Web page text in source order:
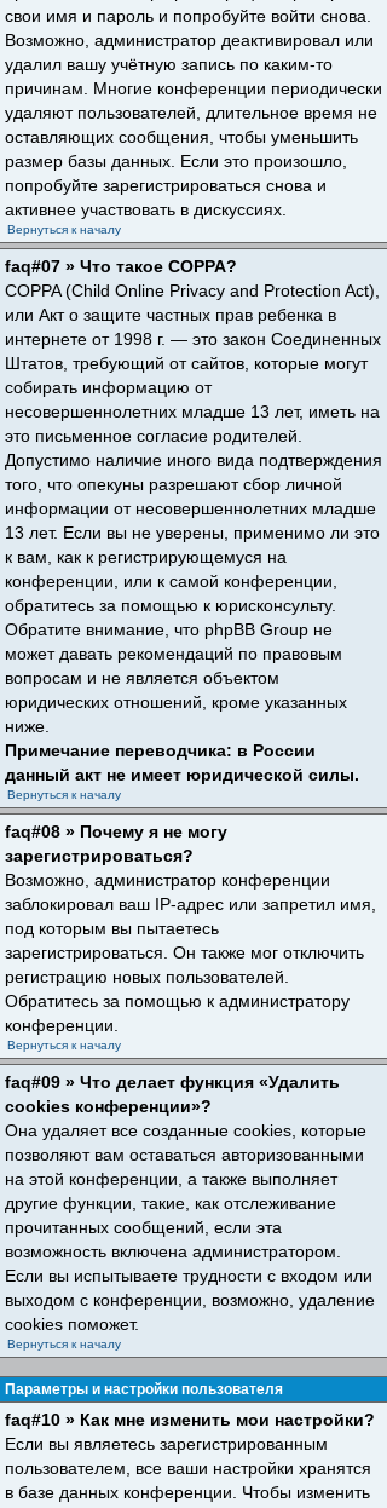
свои имя и пароль и попробуйте войти снова.
Возможно, администратор деактивировал или
удалил вашу учётную запись по каким-то
причинам. Многие конференции периодически
удаляют пользователей, длительное время не
оставляющих сообщения, чтобы уменьшить
размер базы данных. Если это произошло,
попробуйте зарегистрироваться снова и
активнее участвовать в дискуссиях.
Вернуться к началу
faq#07 » Что такое COPPA?
COPPA (Child Online Privacy and Protection Act),
или Акт о защите частных прав ребенка в
интернете от 1998 г. — это закон Соединенных
Штатов, требующий от сайтов, которые могут
собирать информацию от
несовершеннолетних младше 13 лет, иметь на
это письменное согласие родителей.
Допустимо наличие иного вида подтверждения
того, что опекуны разрешают сбор личной
информации от несовершеннолетних младше
13 лет. Если вы не уверены, применимо ли это
к вам, как к регистрирующемуся на
конференции, или к самой конференции,
обратитесь за помощью к юрисконсульту.
Обратите внимание, что phpBB Group не
может давать рекомендаций по правовым
вопросам и не является объектом
юридических отношений, кроме указанных
ниже.
Примечание переводчика: в России
данный акт не имеет юридической силы.
Вернуться к началу
faq#08 » Почему я не могу
зарегистрироваться?
Возможно, администратор конференции
заблокировал ваш IP-адрес или запретил имя,
под которым вы пытаетесь
зарегистрироваться. Он также мог отключить
регистрацию новых пользователей.
Обратитесь за помощью к администратору
конференции.
Вернуться к началу
faq#09 » Что делает функция «Удалить
cookies конференции»?
Она удаляет все созданные cookies, которые
позволяют вам оставаться авторизованными
на этой конференции, а также выполняет
другие функции, такие, как отслеживание
прочитанных сообщений, если эта
возможность включена администратором.
Если вы испытываете трудности с входом или
выходом с конференции, возможно, удаление
cookies поможет.
Вернуться к началу
Параметры и настройки пользователя
faq#10 » Как мне изменить мои настройки?
Если вы являетесь зарегистрированным
пользователем, все ваши настройки хранятся
в базе данных конференции. Чтобы изменить